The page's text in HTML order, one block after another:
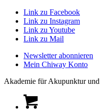
Link zu Facebook
Link zu Instagram
Link zu Youtube
Link zu Mail
Newsletter abonnieren
Mein Chiway Konto
Akademie für Akupunktur und